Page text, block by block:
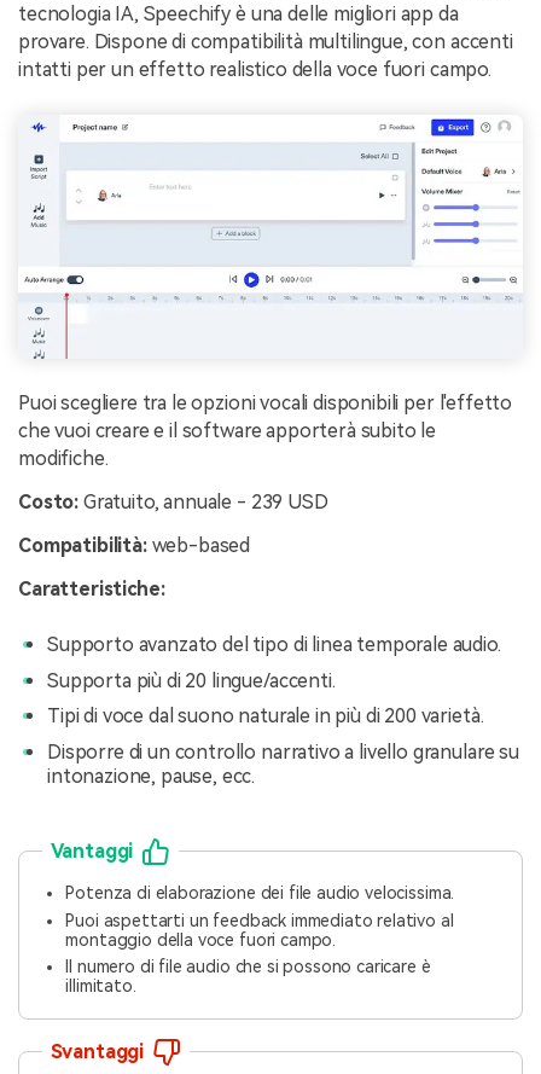
tecnologia IA, Speechify è una delle migliori app da
provare. Dispone di compatibilità multilingue, con accenti
intatti per un effetto realistico della voce fuori campo.
Puoi scegliere tra le opzioni vocali disponibili per l'effetto
che vuoi creare e il software apporterà subito le
modifiche.
Costo: Gratuito, annuale - 239 USD
Compatibilità: web-based
Caratteristiche:
Supporto avanzato del tipo di linea temporale audio.
Supporta più di 20 lingue/accenti.
Tipi di voce dal suono naturale in più di 200 varietà.
Disporre di un controllo narrativo a livello granulare su
intonazione, pause, ecc.
Vantaggi
Potenza di elaborazione dei file audio velocissima.
Puoi aspettarti un feedback immediato relativo al
montaggio della voce fuori campo.
Il numero di file audio che si possono caricare è
illimitato.
Svantaggi